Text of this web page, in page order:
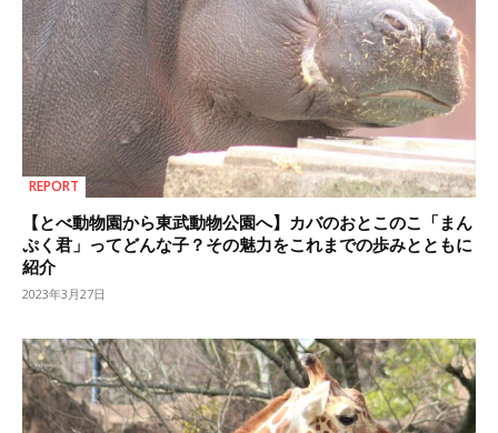
REPORT
【とべ動物園から東武動物公園へ】カバのおとこのこ「まん
ぷく君」ってどんな子？その魅力をこれまでの歩みとともに
紹介
2023年3月27日